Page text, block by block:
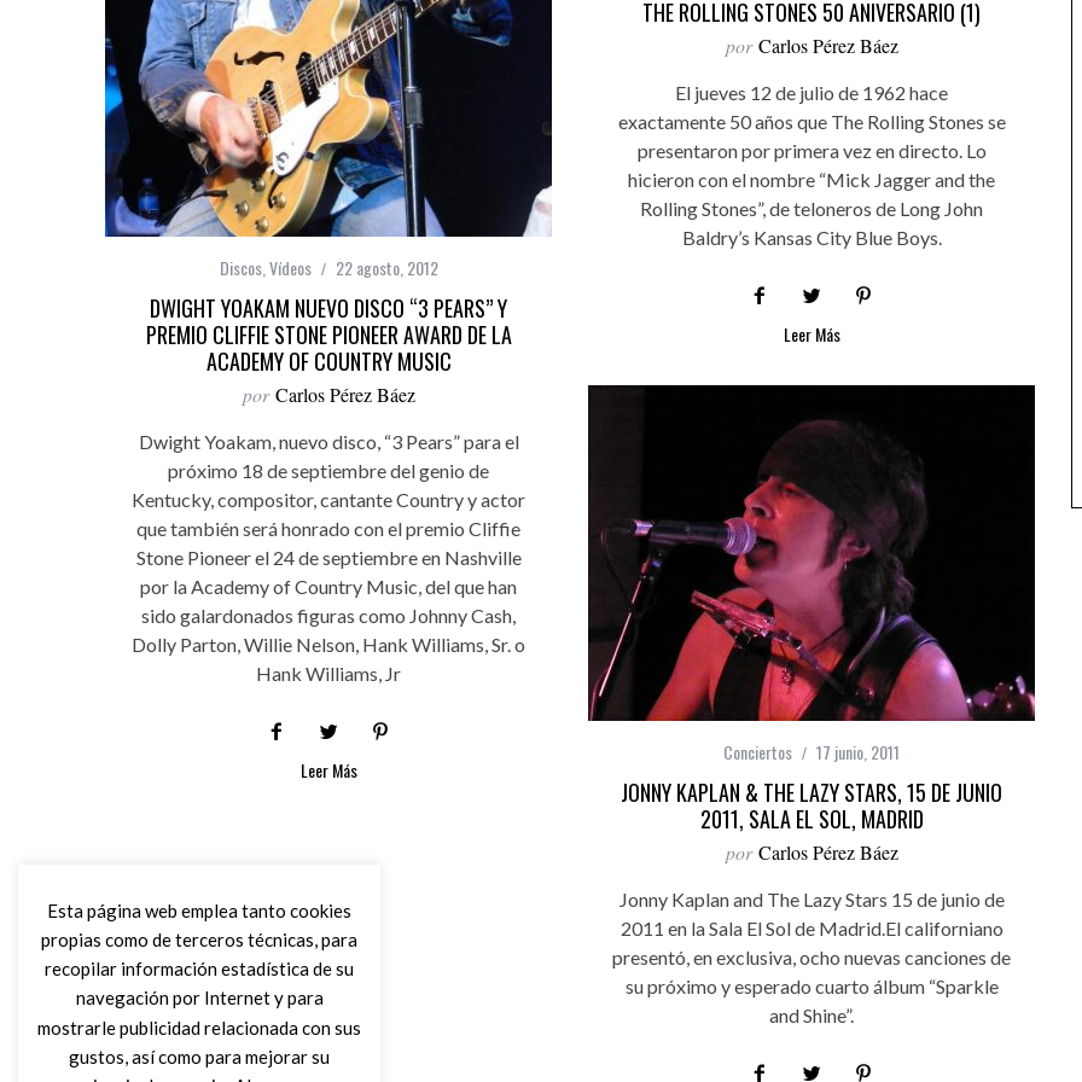
Discos, Vídeos 22 agosto, 2012
DWIGHT YOAKAM NUEVO DISCO “3 PEARS” Y
PREMIO CLIFFIE STONE PIONEER AWARD DE LA
ACADEMY OF COUNTRY MUSIC
por Carlos Pérez Báez
Dwight Yoakam, nuevo disco, “3 Pears” para el
próximo 18 de septiembre del genio de
Kentucky, compositor, cantante Country y actor
que también será honrado con el premio Cliffie
Stone Pioneer el 24 de septiembre en Nashville
por la Academy of Country Music, del que han
sido galardonados figuras como Johnny Cash,
Dolly Parton, Willie Nelson, Hank Williams, Sr. o
Hank Williams, Jr
Leer Más
THE ROLLING STONES 50 ANIVERSARIO (1)
por Carlos Pérez Báez
El jueves 12 de julio de 1962 hace
exactamente 50 años que The Rolling Stones se
presentaron por primera vez en directo. Lo
hicieron con el nombre “Mick Jagger and the
Rolling Stones”, de teloneros de Long John
Baldry’s Kansas City Blue Boys.
Leer Más
Conciertos 17 junio, 2011
JONNY KAPLAN & THE LAZY STARS, 15 DE JUNIO
2011, SALA EL SOL, MADRID
por Carlos Pérez Báez
Jonny Kaplan and The Lazy Stars 15 de junio de
2011 en la Sala El Sol de Madrid.El californiano
presentó, en exclusiva, ocho nuevas canciones de
su próximo y esperado cuarto álbum “Sparkle
and Shine”.
Esta página web emplea tanto cookies
propias como de terceros técnicas, para
recopilar información estadística de su
navegación por Internet y para
mostrarle publicidad relacionada con sus
gustos, así como para mejorar su